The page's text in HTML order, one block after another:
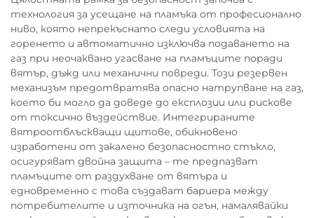
технология за усещане на пламъка от професионално
ниво, която непрекъснато следи условията на
горенето и автоматично изключва подаването на
газ при неочаквано угасване на пламъците поради
вятър, дъжд или механични повреди. Този резервен
механизъм предотвратява опасно натрупване на газ,
което би могло да доведе до експлозии или рискове
от токсично въздействие. Интегрираните
вятроотблъскващи щитове, обикновено
изработени от закалено безопасностно стъкло,
осигуряват двойна защита – те предпазват
пламъците от раздухване от вятъра и
едновременно с това създават бариера между
потребителите и източника на огън, намалявайки